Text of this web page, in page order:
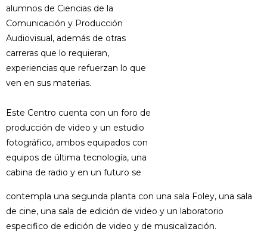
alumnos de Ciencias de la
Comunicación y Producción
Audiovisual, además de otras
carreras que lo requieran,
experiencias que refuerzan lo que
ven en sus materias.
Este Centro cuenta con un foro de
producción de video y un estudio
fotográfico, ambos equipados con
equipos de última tecnología, una
cabina de radio y en un futuro se
contempla una segunda planta con una sala Foley, una sala
de cine, una sala de edición de video y un laboratorio
especifico de edición de video y de musicalización.